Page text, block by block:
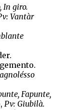
In giro.
Vantàr
Fapunte,
Pv: Giubilà.